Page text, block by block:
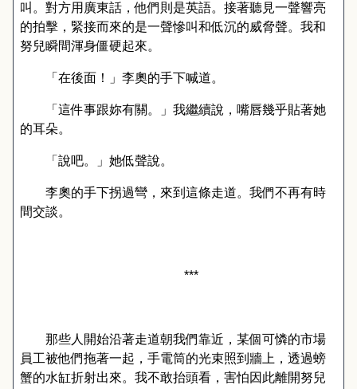
叫。對方用廣東話，他們則是英語。接著聽見一聲響亮
的拍擊，緊接而來的是一聲慘叫和低沉的威脅聲。我和
努兒瞬間渾身僵硬起來。
「在後面！」李奧的手下喊道。
「這件事跟妳有關。」我繼續說，嘴唇幾乎貼著她
的耳朵。
「說吧。」她低聲說。
李奧的手下拐過彎，來到這條走道。我們不再有時
間交談。
***
那些人開始沿著走道朝我們靠近，某個可憐的市場
員工被他們拖著一起，手電筒的光束照到牆上，透過螃
蟹的水缸折射出來。我不敢抬頭看，害怕因此離開努兒